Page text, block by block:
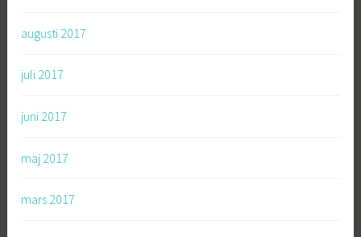
augusti 2017
juli 2017
juni 2017
maj 2017
mars 2017